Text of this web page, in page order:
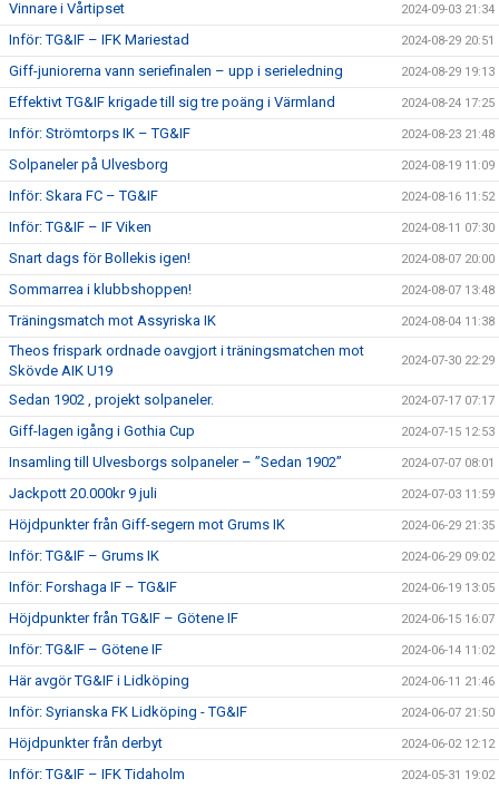
Vinnare i Vårtipset 2024-09-03 21:34
Inför: TG&IF – IFK Mariestad 2024-08-29 20:51
Giff-juniorerna vann seriefinalen – upp i serieledning 2024-08-29 19:13
Effektivt TG&IF krigade till sig tre poäng i Värmland 2024-08-24 17:25
Inför: Strömtorps IK – TG&IF 2024-08-23 21:48
Solpaneler på Ulvesborg 2024-08-19 11:09
Inför: Skara FC – TG&IF 2024-08-16 11:52
Inför: TG&IF – IF Viken 2024-08-11 07:30
Snart dags för Bollekis igen! 2024-08-07 20:00
Sommarrea i klubbshoppen! 2024-08-07 13:48
Träningsmatch mot Assyriska IK 2024-08-04 11:38
Theos frispark ordnade oavgjort i träningsmatchen mot
Skövde AIK U19
2024-07-30 22:29
Sedan 1902 , projekt solpaneler. 2024-07-17 07:17
Giff-lagen igång i Gothia Cup 2024-07-15 12:53
Insamling till Ulvesborgs solpaneler – ”Sedan 1902” 2024-07-07 08:01
Jackpott 20.000kr 9 juli 2024-07-03 11:59
Höjdpunkter från Giff-segern mot Grums IK 2024-06-29 21:35
Inför: TG&IF – Grums IK 2024-06-29 09:02
Inför: Forshaga IF – TG&IF 2024-06-19 13:05
Höjdpunkter från TG&IF – Götene IF 2024-06-15 16:07
Inför: TG&IF – Götene IF 2024-06-14 11:02
Här avgör TG&IF i Lidköping 2024-06-11 21:46
Inför: Syrianska FK Lidköping - TG&IF 2024-06-07 21:50
Höjdpunkter från derbyt 2024-06-02 12:12
Inför: TG&IF – IFK Tidaholm 2024-05-31 19:02